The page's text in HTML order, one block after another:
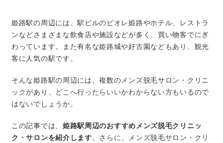
姫路駅の周辺には、駅ビルのピオレ姫路やホテル、レストラ
ンなどさまざまな飲食店や施設などが多く、買い物客でにぎ
わっています。また有名な姫路城や好古園などもあり、観光
客に人気の駅です。
そんな姫路駅の周辺には、複数のメンズ脱毛サロン・クリニ
ックがあり、どこへ行ったらいいかわからない方もいるので
はないでしょうか。
この記事では、 姫路駅周辺のおすすめメンズ脱毛クリニッ
ク・サロンを紹介します。さらに、メンズ脱毛サロン・クリ